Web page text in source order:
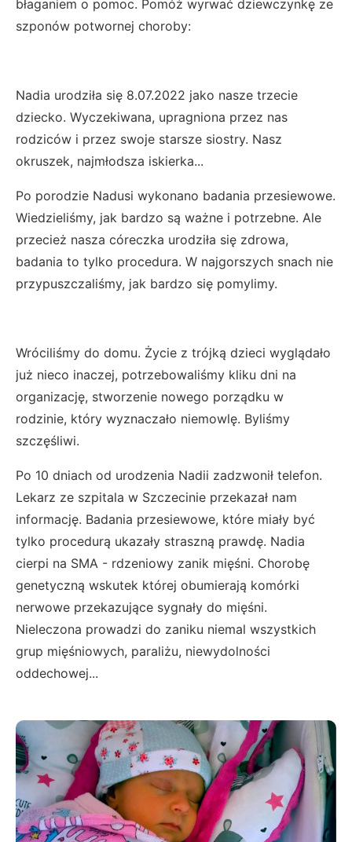
błaganiem o pomoc. Pomóż wyrwać dziewczynkę ze
szponów potwornej choroby:
Nadia urodziła się 8.07.2022 jako nasze trzecie
dziecko. Wyczekiwana, upragniona przez nas
rodziców i przez swoje starsze siostry. Nasz
okruszek, najmłodsza iskierka...
Po porodzie Nadusi wykonano badania przesiewowe.
Wiedzieliśmy, jak bardzo są ważne i potrzebne. Ale
przecież nasza córeczka urodziła się zdrowa,
badania to tylko procedura. W najgorszych snach nie
przypuszczaliśmy, jak bardzo się pomylimy.
Wróciliśmy do domu. Życie z trójką dzieci wyglądało
już nieco inaczej, potrzebowaliśmy kliku dni na
organizację, stworzenie nowego porządku w
rodzinie, który wyznaczało niemowlę. Byliśmy
szczęśliwi.
Po 10 dniach od urodzenia Nadii zadzwonił telefon.
Lekarz ze szpitala w Szczecinie przekazał nam
informację. Badania przesiewowe, które miały być
tylko procedurą ukazały straszną prawdę. Nadia
cierpi na SMA - rdzeniowy zanik mięśni. Chorobę
genetyczną wskutek której obumierają komórki
nerwowe przekazujące sygnały do mięśni.
Nieleczona prowadzi do zaniku niemal wszystkich
grup mięśniowych, paraliżu, niewydolności
oddechowej...